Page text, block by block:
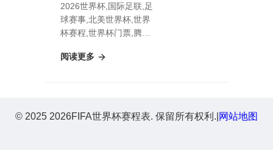
2026世界杯,国际足联,足
球赛事,北美世界杯,世界
杯赛程,世界杯门票,腾讯
上线
阅读更多
© 2025 2026FIFA世界杯赛程表. 保留所有权利. 网站地图